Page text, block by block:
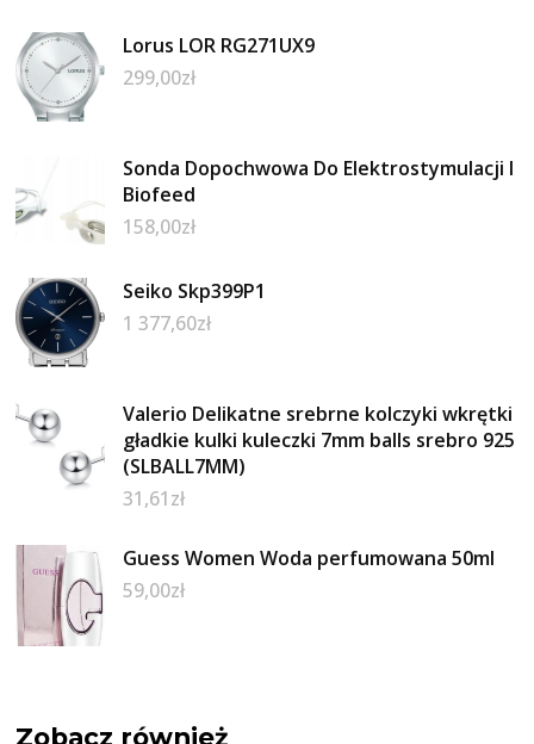
Lorus LOR RG271UX9
299,00zł
Sonda Dopochwowa Do Elektrostymulacji I
Biofeed
158,00zł
Seiko Skp399P1
1 377,60zł
Valerio Delikatne srebrne kolczyki wkrętki
gładkie kulki kuleczki 7mm balls srebro 925
(SLBALL7MM)
31,61zł
Guess Women Woda perfumowana 50ml
59,00zł
Zobacz również